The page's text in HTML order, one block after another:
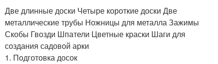
Две длинные доски Четыре короткие доски Две
металлические трубы Ножницы для металла Зажимы
Скобы Гвозди Шпатели Цветные краски Шаги для
создания садовой арки
1. Подготовка досок